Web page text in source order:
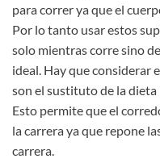
para correr ya que el
Por lo tanto usar estos
solo mientras corre sino
ideal. Hay que considerar
son el sustituto de la dieta
Esto permite que el
la carrera ya que repone
carrera.